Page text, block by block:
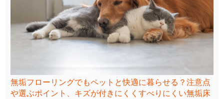
無垢フローリングでもペットと快適に暮らせる？注意点
や選ぶポイント、キズが付きにくくすべりにくい無垢床